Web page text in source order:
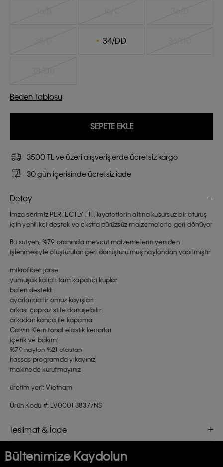
34/DD
Beden Tablosu
SEPETE EKLE
3500 TL ve üzeri alışverişlerde ücretsiz kargo
30 gün içerisinde ücretsiz iade
Detay
İmza serimiz PERFECTLY FIT, kıyafetlerin altına kusursuz bir oturuş
için yenilikçi destek ve ekstra pürüzsüz malzemelerle geri dönüyor
Bu sütyen, %79 oranında mevcut malzemelerin yeniden
işlenmesiyle oluşturulan geri dönüştürülmüş naylondan yapılmıştır
mikrofiber jarse
yumuşak kalıplı tam kapatıcı kuplar
balen destekli
ayarlanabilir omuz kayışları
arkası çapraz stile dönüşebilir
arkadan kanca ile kapama
Calvin Klein tonal elastik kenarlar
içerik ve bakım:
%79 naylon %21 elastan
hassas programda yıkayınız
makinede kurutmayınız
üretim yeri: Vietnam
Ürün Kodu #: LV000F38377NS
Teslimat & İade
Bültenimize Kaydolun